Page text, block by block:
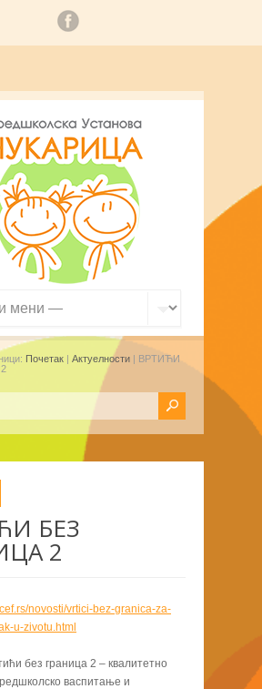
Почетак | Актуелности | ВРТИЋИ
БЕЗ
2
novosti/vrtici-bez-granica-za-
u-zivotu.html
без граница 2 – квалитетно
васпитање и